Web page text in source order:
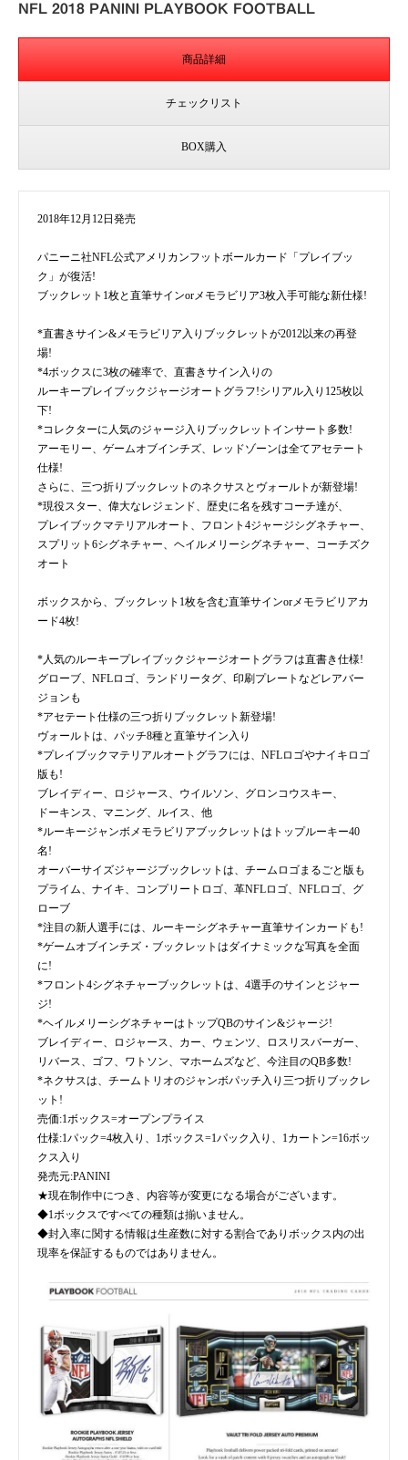
NFL 2018 PANINI PLAYBOOK FOOTBALL
商品詳細
チェックリスト
BOX購入
2018年12月12日発売
パニーニ社NFL公式アメリカンフットボールカード「プレイブッ
ク」が復活!
ブックレット1枚と直筆サインorメモラビリア3枚入手可能な新仕様!
*直書きサイン&メモラビリア入りブックレットが2012以来の再登
場!
*4ボックスに3枚の確率で、直書きサイン入りの
ルーキープレイブックジャージオートグラフ!シリアル入り125枚以
下!
*コレクターに人気のジャージ入りブックレットインサート多数!
アーモリー、ゲームオブインチズ、レッドゾーンは全てアセテート
仕様!
さらに、三つ折りブックレットのネクサスとヴォールトが新登場!
*現役スター、偉大なレジェンド、歴史に名を残すコーチ達が、
プレイブックマテリアルオート、フロント4ジャージシグネチャー、
スプリット6シグネチャー、ヘイルメリーシグネチャー、コーチズク
オート
ボックスから、ブックレット1枚を含む直筆サインorメモラビリアカ
ード4枚!
*人気のルーキープレイブックジャージオートグラフは直書き仕様!
グローブ、NFLロゴ、ランドリータグ、印刷プレートなどレアバー
ジョンも
*アセテート仕様の三つ折りブックレット新登場!
ヴォールトは、パッチ8種と直筆サイン入り
*プレイブックマテリアルオートグラフには、NFLロゴやナイキロゴ
版も!
ブレイディー、ロジャース、ウイルソン、グロンコウスキー、
ドーキンス、マニング、ルイス、他
*ルーキージャンボメモラビリアブックレットはトップルーキー40
名!
オーバーサイズジャージブックレットは、チームロゴまるごと版も
プライム、ナイキ、コンプリートロゴ、革NFLロゴ、NFLロゴ、グ
ローブ
*注目の新人選手には、ルーキーシグネチャー直筆サインカードも!
*ゲームオブインチズ・ブックレットはダイナミックな写真を全面
に!
*フロント4シグネチャーブックレットは、4選手のサインとジャー
ジ!
*ヘイルメリーシグネチャーはトップQBのサイン&ジャージ!
ブレイディー、ロジャース、カー、ウェンツ、ロスリスバーガー、
リバース、ゴフ、ワトソン、マホームズなど、今注目のQB多数!
*ネクサスは、チームトリオのジャンボパッチ入り三つ折りブックレ
ット!
売価:1ボックス=オープンプライス
仕様:1パック=4枚入り、1ボックス=1パック入り、1カートン=16ボッ
クス入り
発売元:PANINI
★現在制作中につき、内容等が変更になる場合がございます。
◆1ボックスですべての種類は揃いません。
◆封入率に関する情報は生産数に対する割合でありボックス内の出
現率を保証するものではありません。